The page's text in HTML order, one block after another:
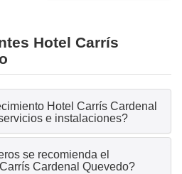
Hotel Carrís
Hotel Carrís Cardenal
e instalaciones?
se recomienda el
Cardenal Quevedo?